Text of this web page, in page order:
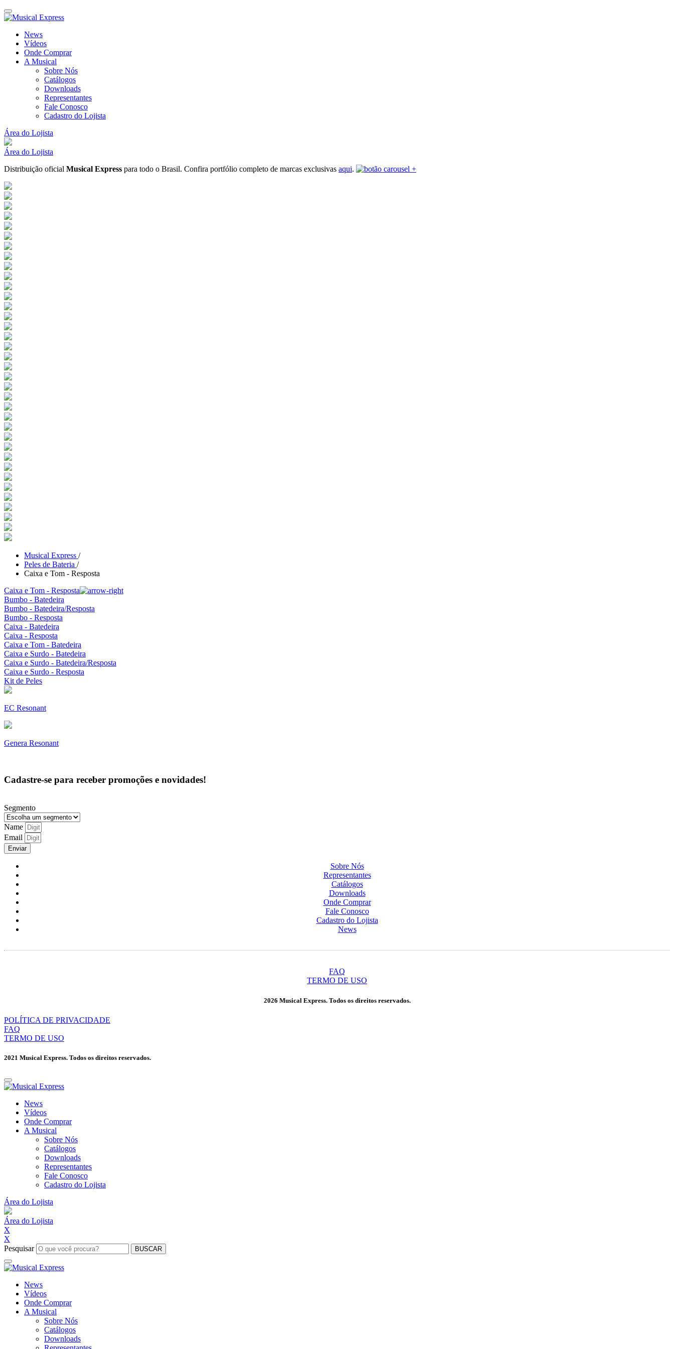
News
Vídeos
Onde Comprar
A Musical
Sobre Nós
Catálogos
Downloads
Representantes
Fale Conosco
Cadastro do Lojista
Área do Lojista
Área do Lojista
Distribuição oficial Musical Express para todo o Brasil. Confira portfólio completo de marcas exclusivas aqui.
Musical Express /
Peles de Bateria /
Caixa e Tom - Resposta
Caixa e Tom - Resposta
Bumbo - Batedeira
Bumbo - Batedeira/Resposta
Bumbo - Resposta
Caixa - Batedeira
Caixa - Resposta
Caixa e Tom - Batedeira
Caixa e Surdo - Batedeira
Caixa e Surdo - Batedeira/Resposta
Caixa e Surdo - Resposta
Kit de Peles
EC Resonant
Genera Resonant
Cadastre-se para receber promoções e novidades!
Segmento
Name
Email
Enviar
Sobre Nós
Representantes
Catálogos
Downloads
Onde Comprar
Fale Conosco
Cadastro do Lojista
News
FAQ
TERMO DE USO
2026 Musical Express. Todos os direitos reservados.
POLÍTICA DE PRIVACIDADE
FAQ
TERMO DE USO
2021 Musical Express. Todos os direitos reservados.
News
Vídeos
Onde Comprar
A Musical
Sobre Nós
Catálogos
Downloads
Representantes
Fale Conosco
Cadastro do Lojista
Área do Lojista
Área do Lojista
X
X
Pesquisar
BUSCAR
News
Vídeos
Onde Comprar
A Musical
Sobre Nós
Catálogos
Downloads